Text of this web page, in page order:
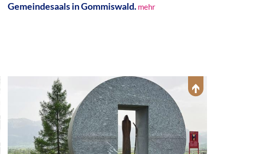
Gemeindesaals in Gommiswald. mehr